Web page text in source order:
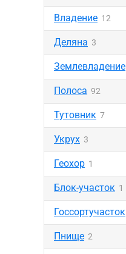
Владение 12
Деляна 3
Землевладение
Полоса 92
Тутовник 7
Укрух 3
Геохор 1
Блок-участок 1
Госсортучасток
Пнище 2